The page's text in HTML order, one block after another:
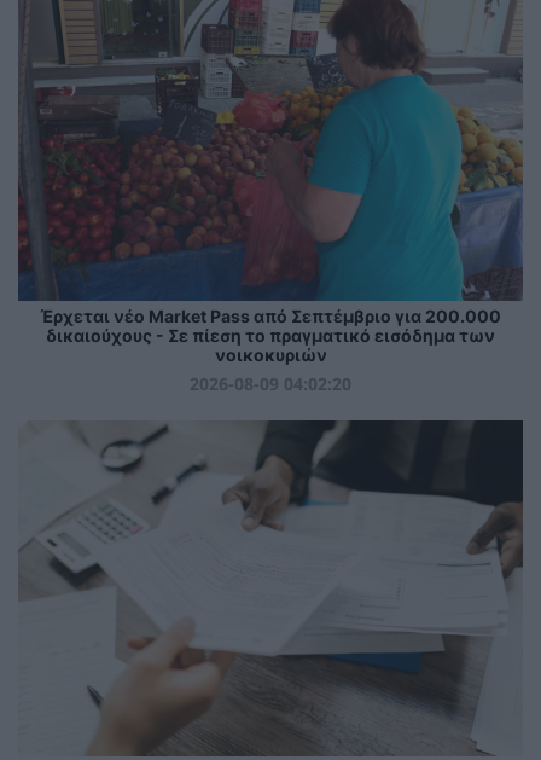
Έρχεται νέο Market Pass από Σεπτέμβριο για 200.000
δικαιούχους - Σε πίεση το πραγματικό εισόδημα των
νοικοκυριών
2026-08-09 04:02:20